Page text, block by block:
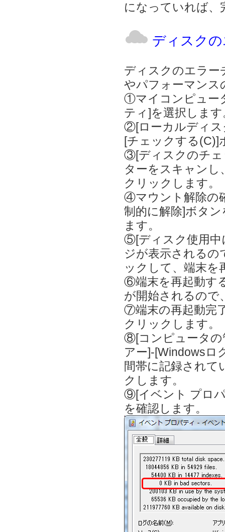
になっていれば、
ディスク
ディスクのエラー
やパフォーマンス
①マイコンピュー
ティ]を選択します
②[ローカルディス
[チェックする(C)]
③[ディスクのチェ
ターをスキャンし
クリックします。
④マウント解除の
制的に解除]ボタ
ます。
⑤[ディスク使用中
ジが表示されるの
ックして、端末を
⑥端末を再起動す
が開始されるので
⑦端末の再起動完
クリックします。
⑧[コンピュータの
アー]-[Windowsロ
間帯に記録されて
クします。
⑨[イベント プロ
を確認します。